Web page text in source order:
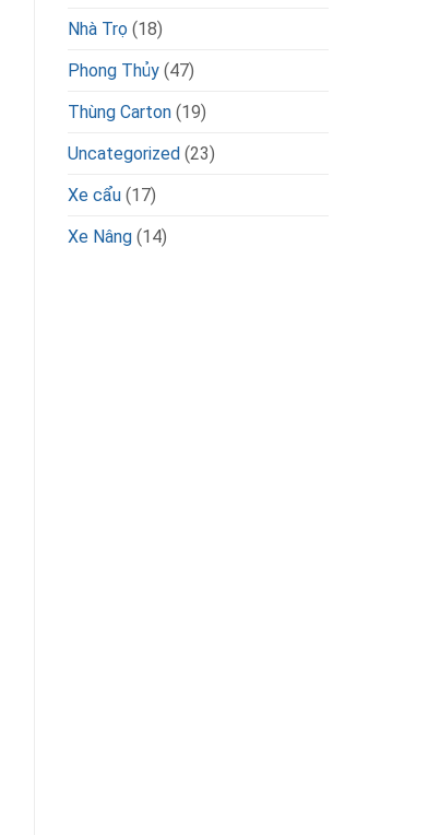
Nhà Trọ (18)
Phong Thủy (47)
Thùng Carton (19)
Uncategorized (23)
Xe cẩu (17)
Xe Nâng (14)